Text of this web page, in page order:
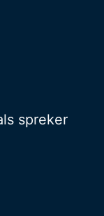
spreker